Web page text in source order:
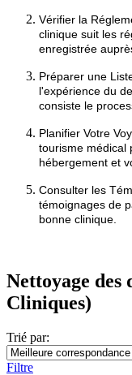
Vérifier la
clinique suit les
enregistrée
Préparer une
l'expérience du
consiste le
Planifier Votre
tourisme médical
hébergement et
Consulter les
témoignages de
bonne clinique.
Nettoyage des
Cliniques)
Trié par:
Filtre